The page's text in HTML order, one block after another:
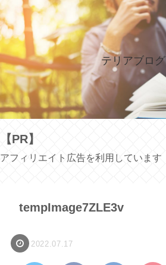
テリアブログ
【PR】
アフィリエイト広告を利用しています
tempImage7ZLE3v
2022.07.17